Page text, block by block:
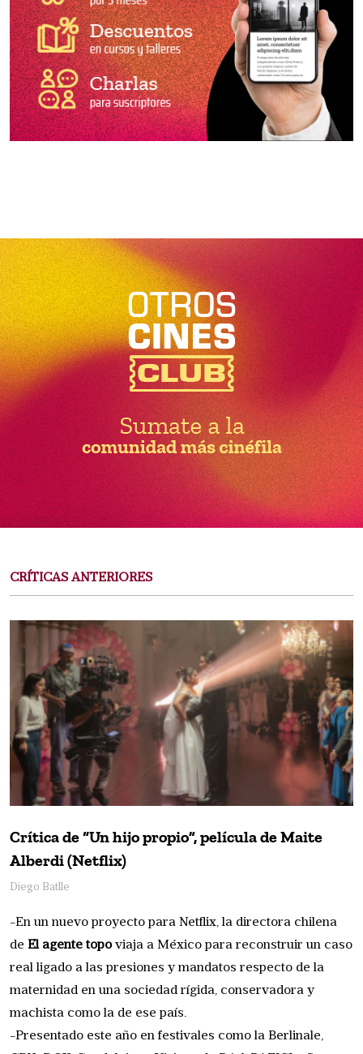
CRÍTICAS ANTERIORES
Crítica de “Un hijo propio”, película de Maite
Alberdi (Netflix)
Diego Batlle
-En un nuevo proyecto para Netflix, la directora chilena
de El agente topoviaja a México para reconstruir un caso
real ligado a las presiones y mandatos respecto de la
maternidad en una sociedad rígida, conservadora y
machista como la de ese país.
-Presentado este año en festivales como la Berlinale,